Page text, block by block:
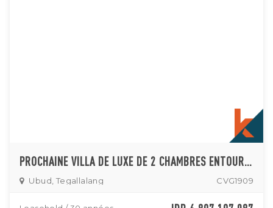
PROCHAINE VILLA DE LUXE DE 2 CHAMBRES ENTOURÉE PAR LA NATURE LUXURIANTE D'UBUD
Ubud, Tegallalang CVG1909